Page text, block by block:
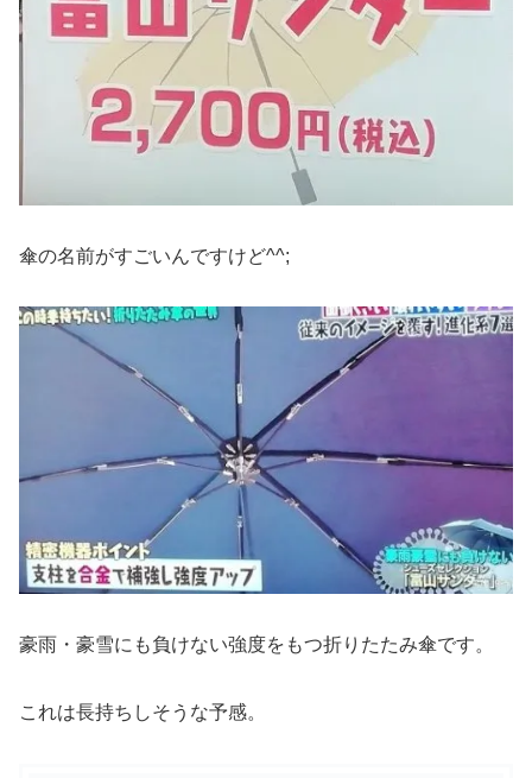
傘の名前がすごいんですけど^^;
豪雨・豪雪にも負けない強度をもつ折りたたみ傘です。
これは長持ちしそうな予感。